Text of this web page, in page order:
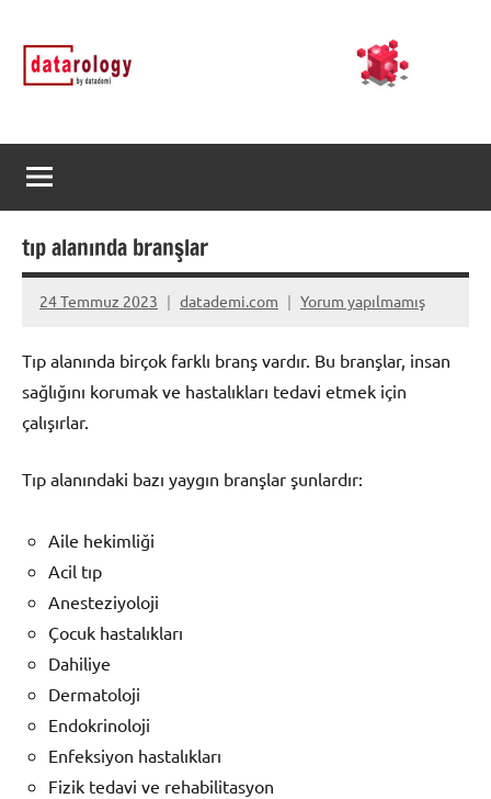
geçDATArology
by
rology
tıp alanında branşlar
24 Temmuz 2023 datademi.com Yorum yapılmamış
Tıp alanında birçok farklı branş vardır. Bu branşlar, insan
sağlığını korumak ve hastalıkları tedavi etmek için
çalışırlar.
Tıp alanındaki bazı yaygın branşlar şunlardır:
Aile hekimliği
Acil tıp
Anesteziyoloji
Çocuk hastalıkları
Dahiliye
Dermatoloji
Endokrinoloji
Enfeksiyon hastalıkları
Fizik tedavi ve rehabilitasyon